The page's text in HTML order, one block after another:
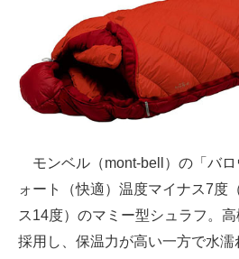
モンベル（mont-bell）の「バロ
ォート（快適）温度マイナス7度
ス14度）のマミー型シュラフ。
採用し、保温力が高い一方で水